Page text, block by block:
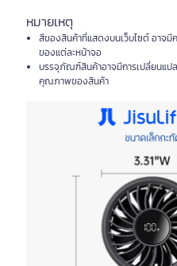
หมายเหตุ
สีของสินค้าที่แสดงบนเว็บไซต์ อาจ
ของแต่ละหน้าจอ
บรรจุภัณฑ์สินค้าอาจมีการเปลี่ยนแ
คุณภาพของสินค้า